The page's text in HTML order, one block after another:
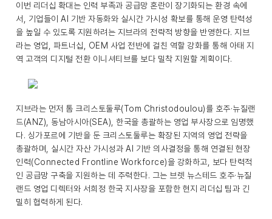
이번 리더십 확대는 인력 부족과 공급망 혼란이 장기화되는 환경 속에
서, 기업들이 AI 기반 자동화와 실시간 가시성 확보를 통해 운영 탄력성
을 높일 수 있도록 지원하려는 지브라의 전략적 방향을 반영한다. 지브
라는 영업, 파트너십, OEM 사업 전반에 걸친 역할 강화를 통해 아태 지
역 고객의 디지털 전환 이니셔티브를 보다 밀착 지원할 계획이다.
지브라는 먼저 톰 크리스토둘루(Tom Christodoulou)를 호주·뉴질랜
드(ANZ), 동남아시아(SEA), 한국을 총괄하는 영업 부사장으로 임명했
다. 싱가포르에 기반을 둔 크리스토둘루는 확장된 지역의 영업 전략을
총괄하며, 실시간 자산 가시성과 AI 기반 의사결정을 통해 연결된 현장
인력(Connected Frontline Workforce)을 강화하고, 보다 탄력적
인 공급망 구축을 지원하는 데 주력한다. 그는 브렛 뉴스테드 호주·뉴질
랜드 영업 디렉터와 서희정 한국 지사장을 포함한 현지 리더십 팀과 긴
밀히 협력하게 된다.